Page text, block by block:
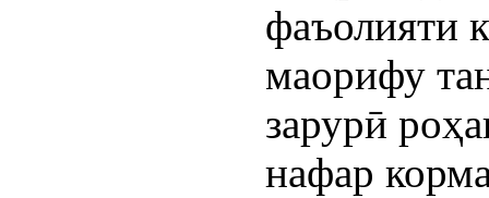
фаъолияти
маорифу
зарурӣ
нафар